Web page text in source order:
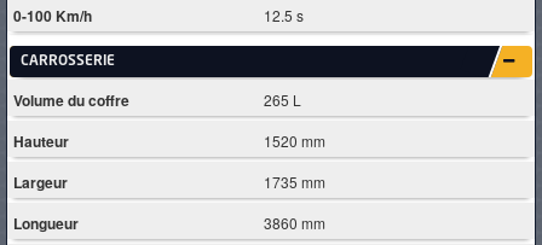
0-100 Km/h 12.5 s
CARROSSERIE
Volume du coffre 265 L
Hauteur 1520 mm
Largeur 1735 mm
Longueur 3860 mm